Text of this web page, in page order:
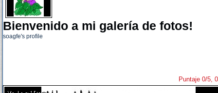
Bienvenido a mi galería de fotos!
soagfe's profile
Puntaje 0/5,